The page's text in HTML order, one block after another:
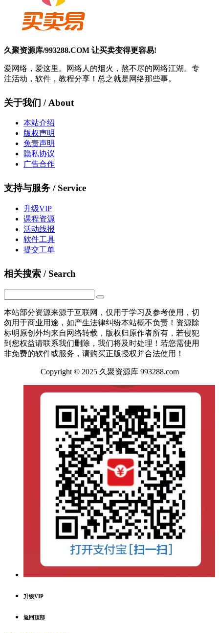
久聚资源库/993288.COM 让买卖变得更容易!
爱网络，爱这里。网络人的烟火，熬不尽的网络江湖。专
注活动，软件，教程分享！总之就是网络那些事。
关于我们 / About
本站介绍
版权声明
免责声明
隐私协议
广告合作
支持与服务 / Service
升级VIP
课程资源
活动线报
软件工具
提交工单
相关搜索 / Search
本站部分资源来源于互联网，仅用于学习及参考使用，切
勿用于商业用途，如产生法律纠纷本站概不负责！资源除
标明原创外均来自网络转载，版权归原作者所有，若侵犯
到您权益请联系我们删除，我们将及时处理！若您需使用
非免费的软件或服务，请购买正版授权并合法使用！
Copyright © 2025 久聚资源库 993288.com
升级VIP
返回顶部